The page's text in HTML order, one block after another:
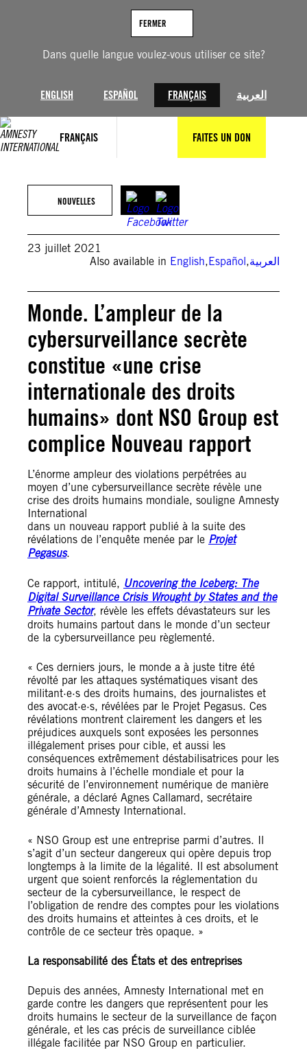
Dans quelle langue voulez-vous utiliser ce site?
ENGLISH ESPAÑOL FRANÇAIS العربية
FERMER
FRANÇAIS FAITES UN DON
NOUVELLES
23 juillet 2021
Also available in English,Español,العربية
Monde. L’ampleur de la
cybersurveillance secrète
constitue «une crise
internationale des droits
humains» dont NSO Group est
complice Nouveau rapport
L’énorme ampleur des violations perpétrées au
moyen d’une cybersurveillance secrète révèle une
crise des droits humains mondiale, souligne Amnesty
International
dans un nouveau rapport publié à la suite des
révélations de l’enquête menée par le Projet
Pegasus.
Ce rapport, intitulé, Uncovering the Iceberg: The
Digital Surveillance Crisis Wrought by States and the
Private Sector, révèle les effets dévastateurs sur les
droits humains partout dans le monde d’un secteur
de la cybersurveillance peu règlementé.
« Ces derniers jours, le monde a à juste titre été
révolté par les attaques systématiques visant des
militant·e·s des droits humains, des journalistes et
des avocat·e·s, révélées par le Projet Pegasus. Ces
révélations montrent clairement les dangers et les
préjudices auxquels sont exposées les personnes
illégalement prises pour cible, et aussi les
conséquences extrêmement déstabilisatrices pour les
droits humains à l’échelle mondiale et pour la
sécurité de l’environnement numérique de manière
générale, a déclaré Agnes Callamard, secrétaire
générale d’Amnesty International.
« NSO Group est une entreprise parmi d’autres. Il
s’agit d’un secteur dangereux qui opère depuis trop
longtemps à la limite de la légalité. Il est absolument
urgent que soient renforcés la réglementation du
secteur de la cybersurveillance, le respect de
l’obligation de rendre des comptes pour les violations
des droits humains et atteintes à ces droits, et le
contrôle de ce secteur très opaque. »
La responsabilité des États et des entreprises
Depuis des années, Amnesty International met en
garde contre les dangers que représentent pour les
droits humains le secteur de la surveillance de façon
générale, et les cas précis de surveillance ciblée
illégale facilitée par NSO Group en particulier.